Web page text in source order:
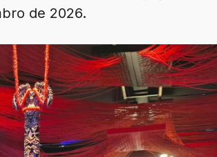
de 2026.